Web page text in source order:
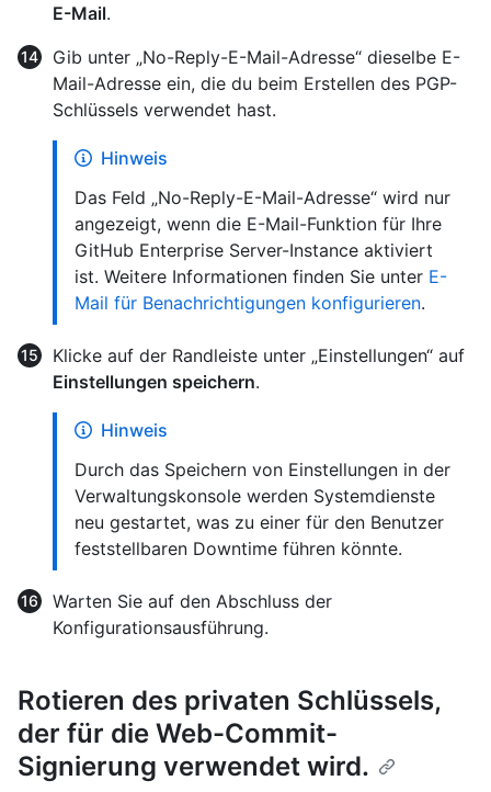
E-Mail.
Gib unter „No-Reply-E-Mail-Adresse“ dieselbe E-
Mail-Adresse ein, die du beim Erstellen des PGP-
Schlüssels verwendet hast.
Hinweis
Das Feld „No-Reply-E-Mail-Adresse“ wird nur
angezeigt, wenn die E-Mail-Funktion für Ihre
GitHub Enterprise Server-Instance aktiviert
ist. Weitere Informationen finden Sie unter E-
Mail für Benachrichtigungen konfigurieren.
Klicke auf der Randleiste unter „Einstellungen“ auf
Einstellungen speichern.
Hinweis
Durch das Speichern von Einstellungen in der
Verwaltungskonsole werden Systemdienste
neu gestartet, was zu einer für den Benutzer
feststellbaren Downtime führen könnte.
Warten Sie auf den Abschluss der
Konfigurationsausführung.
Rotieren des privaten Schlüssels,
der für die Web-Commit-
Signierung verwendet wird.